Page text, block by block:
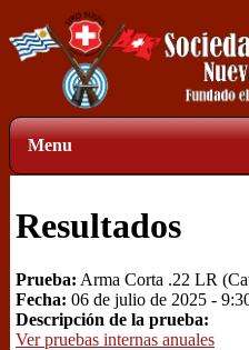
Menu
Resultados
Prueba: Arma Corta .22 LR
Fecha: 06 de julio de 2025 -
Descripción de la prueba:
Ver pruebas internas anuales